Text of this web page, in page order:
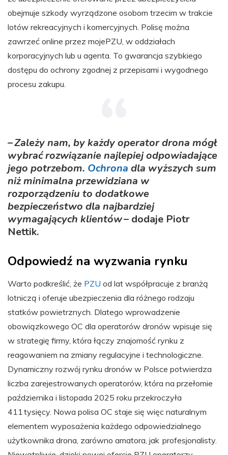
obejmuje szkody wyrządzone osobom trzecim w trakcie
lotów rekreacyjnych i komercyjnych. Polisę można
zawrzeć online przez mojePZU, w oddziałach
korporacyjnych lub u agenta. To gwarancja szybkiego
dostępu do ochrony zgodnej z przepisami i wygodnego
procesu zakupu.
– Zależy nam, by każdy operator drona mógł
wybrać rozwiązanie najlepiej odpowiadające
jego potrzebom. Ochrona dla wyższych sum
niż minimalna przewidziana w
rozporządzeniu to dodatkowe
bezpieczeństwo dla najbardziej
wymagających klientów – dodaje Piotr
Nettik.
Odpowiedź na wyzwania rynku
Warto podkreślić, że PZU od lat współpracuje z branżą
lotniczą i oferuje ubezpieczenia dla różnego rodzaju
statków powietrznych. Dlatego wprowadzenie
obowiązkowego OC dla operatorów dronów wpisuje się
w strategię firmy, która łączy znajomość rynku z
reagowaniem na zmiany regulacyjne i technologiczne.
Dynamiczny rozwój rynku dronów w Polsce potwierdza
liczba zarejestrowanych operatorów, która na przełomie
października i listopada 2025 roku przekroczyła
411 tysięcy. Nowa polisa OC staje się więc naturalnym
elementem wyposażenia każdego odpowiedzialnego
użytkownika drona, zarówno amatora, jak profesjonalisty.